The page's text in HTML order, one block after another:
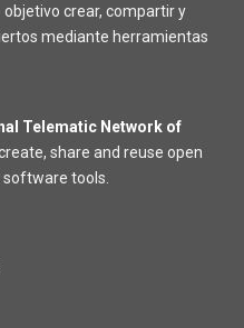
crear, compartir y
mediante herramientas
Telematic Network of
share and reuse open
tools.